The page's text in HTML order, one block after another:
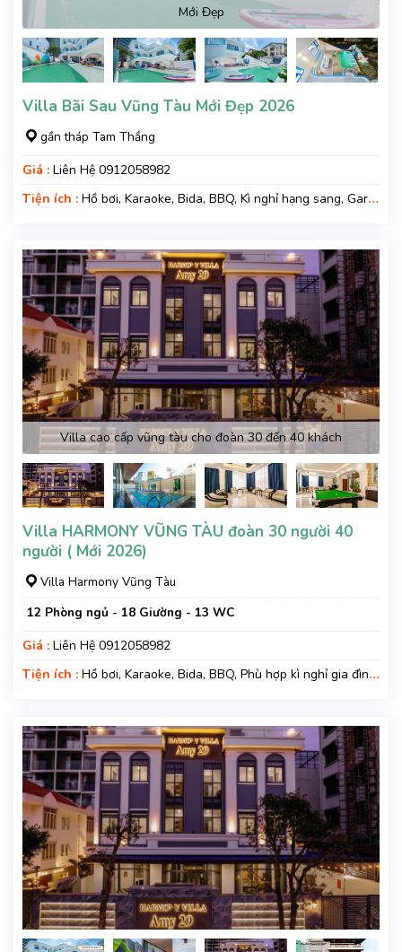
Mới Đẹp
Villa Bãi Sau Vũng Tàu Mới Đẹp 2026
gần tháp Tam Thắng
Giá : Liên Hệ 0912058982
Tiện ích : Hồ bơi, Karaoke, Bida, BBQ, Kì nghỉ hạng sang, Gara
Villa cao cấp vũng tàu cho đoàn 30 đến 40 khách
Villa HARMONY VŨNG TÀU đoàn 30 người 40
người ( Mới 2026)
Villa Harmony Vũng Tàu
12 Phòng ngủ - 18 Giường - 13 WC
Giá : Liên Hệ 0912058982
Tiện ích : Hồ bơi, Karaoke, Bida, BBQ, Phù hợp kì nghỉ gia đình,